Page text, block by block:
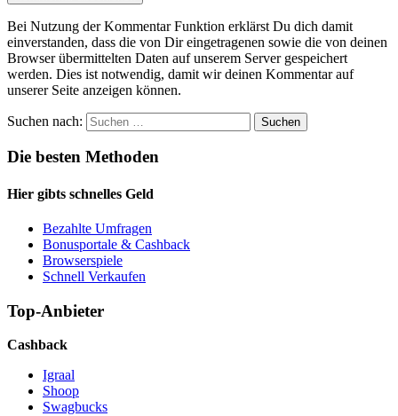
Bei Nutzung der Kommentar Funktion erklärst Du dich damit
einverstanden, dass die von Dir eingetragenen sowie die von deinen
Browser übermittelten Daten auf unserem Server gespeichert
werden. Dies ist notwendig, damit wir deinen Kommentar auf
unserer Seite anzeigen können.
Suchen nach:
Die besten Methoden
Hier gibts schnelles Geld
Bezahlte Umfragen
Bonusportale & Cashback
Browserspiele
Schnell Verkaufen
Top-Anbieter
Cashback
Igraal
Shoop
Swagbucks